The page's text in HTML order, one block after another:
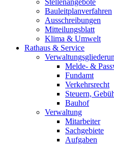
Stellenangebote
Bauleitplanverfahren
Ausschreibungen
Mitteilungsblatt
Klima & Umwelt
Rathaus & Service
Melde- &
Fundamt
Verkehrsrecht
Steuern,
Bauhof
Verwaltung
Mitarbeiter
Sachgebiete
Aufgaben